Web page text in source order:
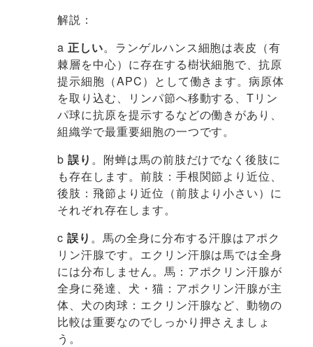
解説：
a 正しい。ランゲルハンス細胞は表皮（有
棘層を中心）に存在する樹状細胞で、抗原
提示細胞（APC）として働きます。病原体
を取り込む、リンパ節へ移動する、Tリン
パ球に抗原を提示するなどの働きがあり、
組織学で最重要細胞の一つです。
b 誤り 。附蝉は馬の前肢だけでなく後肢に
も存在します。前肢：手根関節より近位、
後肢：飛節より近位（前肢より小さい）に
それぞれ存在します。
c 誤り 。馬の全身に分布する汗腺はアポク
リン汗腺です。エクリン汗腺は馬では全身
には分布しません。馬：アポクリン汗腺が
全身に発達、犬・猫：アポクリン汗腺が主
体、犬の肉球：エクリン汗腺など、動物の
比較は重要なのでしっかり押さえましょ
う。